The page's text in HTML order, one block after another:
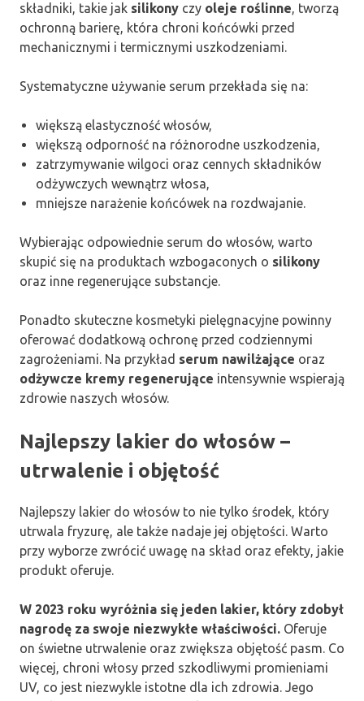
składniki, takie jak silikony czy oleje roślinne, tworzą
ochronną barierę, która chroni końcówki przed
mechanicznymi i termicznymi uszkodzeniami.
Systematyczne używanie serum przekłada się na:
większą elastyczność włosów,
większą odporność na różnorodne uszkodzenia,
zatrzymywanie wilgoci oraz cennych składników
odżywczych wewnątrz włosa,
mniejsze narażenie końcówek na rozdwajanie.
Wybierając odpowiednie serum do włosów, warto
skupić się na produktach wzbogaconych o silikony
oraz inne regenerujące substancje.
Ponadto skuteczne kosmetyki pielęgnacyjne powinny
oferować dodatkową ochronę przed codziennymi
zagrożeniami. Na przykład serum nawilżające oraz
odżywcze kremy regenerujące intensywnie wspierają
zdrowie naszych włosów.
Najlepszy lakier do włosów –
utrwalenie i objętość
Najlepszy lakier do włosów to nie tylko środek, który
utrwala fryzurę, ale także nadaje jej objętości. Warto
przy wyborze zwrócić uwagę na skład oraz efekty, jakie
produkt oferuje.
W 2023 roku wyróżnia się jeden lakier, który zdobył
nagrodę za swoje niezwykłe właściwości. Oferuje
on świetne utrwalenie oraz zwiększa objętość pasm. Co
więcej, chroni włosy przed szkodliwymi promieniami
UV, co jest niezwykle istotne dla ich zdrowia. Jego